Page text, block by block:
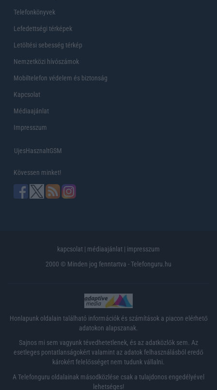
Telefonkönyvek
Lefedettségi térképek
Letöltési sebesség térkép
Nemzetközi hívószámok
Mobiltelefon védelem és biztonság
Kapcsolat
Médiaajánlat
Impresszum
UjesHasznaltGSM
Kövessen minket!
kapcsolat | médiaajánlat | impresszum
2000 © Minden jog fenntartva - Telefonguru.hu
Honlapunk oldalain található információk és számítások a piacon elérhető
adatokon alapszanak.
Sajnos mi sem vagyunk tévedhetetlenek, és az adatközlők sem. Az
esetleges pontatlanságokért valamint az adatok felhasználásból eredő
károkért felelősséget nem tudunk vállalni.
A Telefonguru oldalainak másodközlése csak a tulajdonos engedélyével
lehetséges!